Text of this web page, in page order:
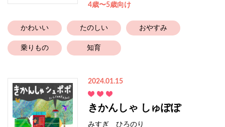
4歳〜5歳向け
かわいい たのしい おやすみ
乗りもの 知育
2024.01.15
きかんしゃ しゅぽぽ
みすぎ ひろのり